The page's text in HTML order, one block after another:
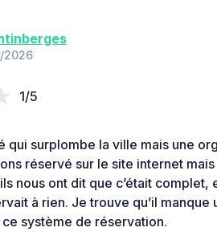
2026
1/5
qui surplombe la ville mais une
réservé sur le site internet
nous ont dit que c’était complet,
à rien. Je trouve qu’il manque
système de réservation.